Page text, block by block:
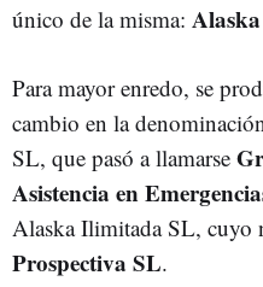
único de la misma:
Para mayor enredo, se
cambio en la
SL, que pasó a llamarse
Asistencia en
Alaska Ilimitada SL, cuyo
Prospectiva SL.